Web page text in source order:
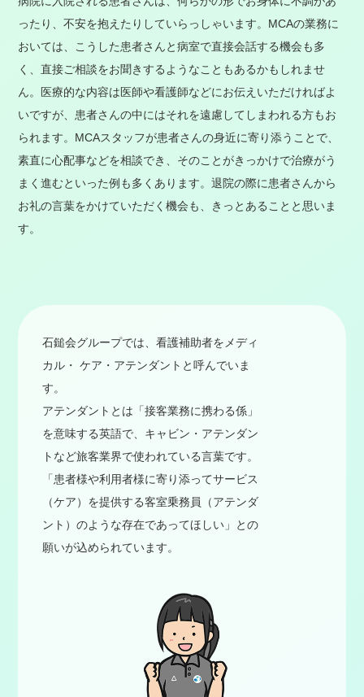
ったり、不安を抱えたりしていらっしゃいます。MCAの業務に
おいては、こうした患者さんと病室で直接会話する機会も多
く、直接ご相談をお聞きするようなこともあるかもしれませ
ん。医療的な内容は医師や看護師などにお伝えいただければよ
いですが、患者さんの中にはそれを遠慮してしまわれる方もお
られます。MCAスタッフが患者さんの身近に寄り添うことで、
素直に心配事などを相談でき、そのことがきっかけで治療がう
まく進むといった例も多くあります。退院の際に患者さんから
お礼の言葉をかけていただく機会も、きっとあることと思いま
す。
石鎚会グループでは、看護補助者をメディ
カル・ ケア・アテンダントと呼んでいま
す。
アテンダントとは「接客業務に携わる係」
を意味する英語で、キャビン・アテンダン
トなど旅客業界で使われている言葉です。
「患者様や利用者様に寄り添ってサービス
（ケア）を提供する客室乗務員（アテンダ
ント）のような存在であってほしい」との
願いが込められています。